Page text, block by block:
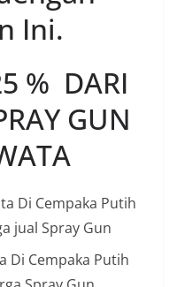
Ini.
% DARI
GUN
Di Cempaka Putih